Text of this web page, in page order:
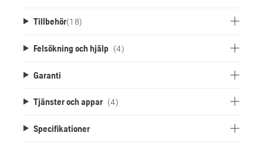
Tillbehör(18)
Felsökning och hjälp (4)
Garanti
Tjänster och appar (4)
Specifikationer